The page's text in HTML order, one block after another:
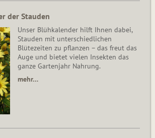
der Stauden
Unser Blühkalender hilft Ihnen dabei,
Stauden mit unterschiedlichen
Blütezeiten zu pflanzen – das freut das
Auge und bietet vielen Insekten das
ganze Gartenjahr Nahrung.
mehr…